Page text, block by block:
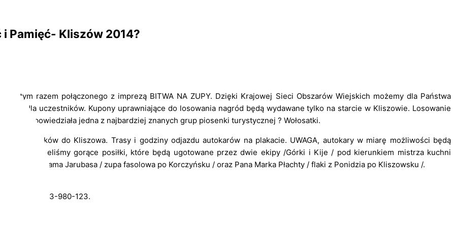
Pamięć- Kliszów 2014?
tym razem połączonego z imprezą BITWA NA ZUPY. Dzięki Krajowej Sieci Obszarów Wiejskich możemy dla Państwa
dla uczestników. Kupony uprawniające do losowania nagród będą wydawane tylko na starcie w Kliszowie. Losowanie
zapowiedziała jedna z najbardziej znanych grup piosenki turystycznej ? Wołosatki.
uczestników do Kliszowa. Trasy i godziny odjazdu autokarów na plakacie. UWAGA, autokary w miarę możliwości będą
przewidzieliśmy gorące posiłki, które będą ugotowane przez dwie ekipy /Górki i Kije / pod kierunkiem mistrza kuchni
Adama Jarubasa / zupa fasolowa po Korczyńsku / oraz Pana Marka Płachty / flaki z Ponidzia po Kliszowsku /.
Tel. 533-980-123.